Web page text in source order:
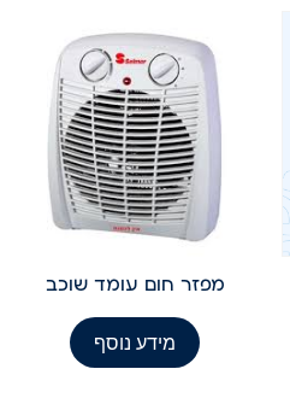
מפזר חום עומד שוכב
מידע נוסף